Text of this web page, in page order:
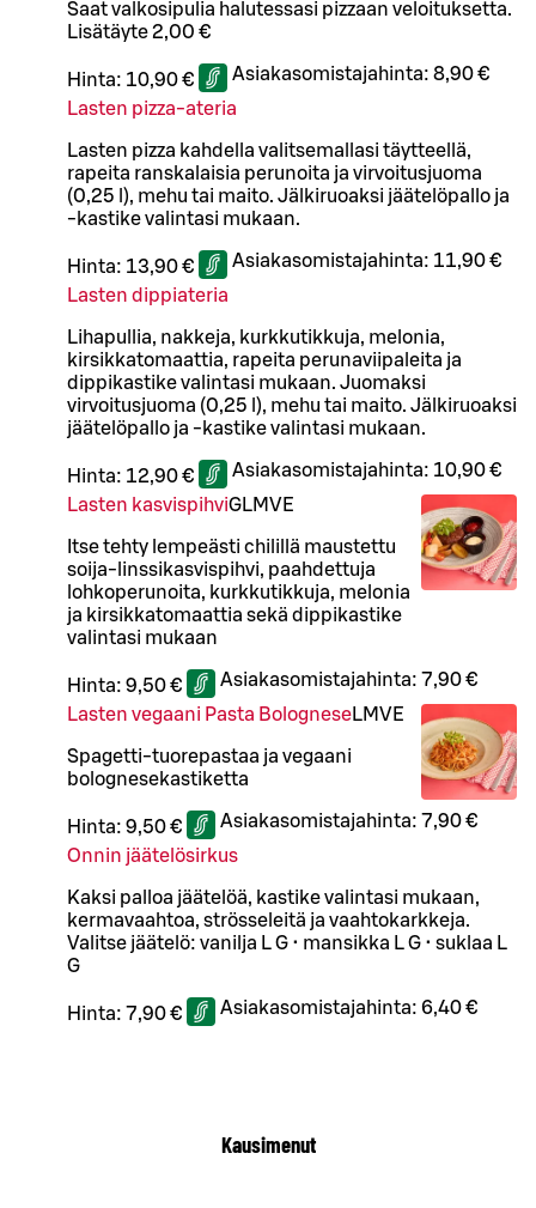
Saat valkosipulia halutessasi pizzaan veloituksetta.
Lisätäyte 2,00 €
Hinta: 10,90 € Asiakasomistajahinta: 8,90 €
Lasten pizza-ateria
Lasten pizza kahdella valitsemallasi täytteellä,
rapeita ranskalaisia perunoita ja virvoitusjuoma
(0,25 l), mehu tai maito. Jälkiruoaksi jäätelöpallo ja
-kastike valintasi mukaan.
Hinta: 13,90 € Asiakasomistajahinta: 11,90 €
Lasten dippiateria
Lihapullia, nakkeja, kurkkutikkuja, melonia,
kirsikkatomaattia, rapeita perunaviipaleita ja
dippikastike valintasi mukaan. Juomaksi
virvoitusjuoma (0,25 l), mehu tai maito. Jälkiruoaksi
jäätelöpallo ja -kastike valintasi mukaan.
Hinta: 12,90 € Asiakasomistajahinta: 10,90 €
Lasten kasvispihviGLMVE
Itse tehty lempeästi chilillä maustettu
soija-linssikasvispihvi, paahdettuja
lohkoperunoita, kurkkutikkuja, melonia
ja kirsikkatomaattia sekä dippikastike
valintasi mukaan
Hinta: 9,50 € Asiakasomistajahinta: 7,90 €
Lasten vegaani Pasta BologneseLMVE
Spagetti-tuorepastaa ja vegaani
bolognesekastiketta
Hinta: 9,50 € Asiakasomistajahinta: 7,90 €
Onnin jäätelösirkus
Kaksi palloa jäätelöä, kastike valintasi mukaan,
kermavaahtoa, strösseleitä ja vaahtokarkkeja.
Valitse jäätelö: vanilja L G • mansikka L G • suklaa L
G
Hinta: 7,90 € Asiakasomistajahinta: 6,40 €
Kausimenut